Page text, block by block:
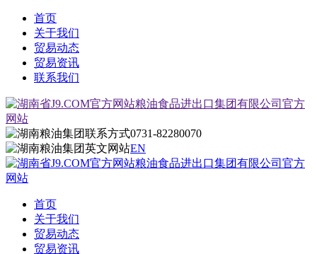
首页
关于我们
贸易动态
贸易资讯
联系我们
0731-82280070
EN
首页
关于我们
贸易动态
贸易资讯